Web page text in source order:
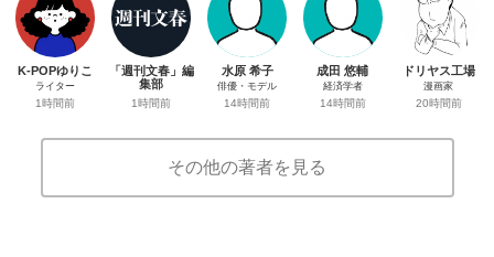
K-POPゆりこ
ライター
1時間前
「週刊文春」編
集部
1時間前
水原 希子
俳優・モデル
14時間前
成田 悠輔
経済学者
14時間前
ドリヤス工場
漫画家
20時間前
その他の著者を見る